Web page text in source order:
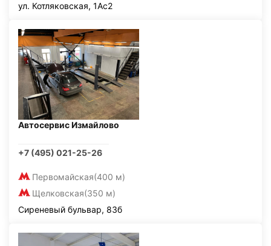
ул. Котляковская, 1Ас2
Автосервис Измайлово
+7 (495) 021-25-26
Первомайская(400 м)
Щелковская(350 м)
Сиреневый бульвар, 83б